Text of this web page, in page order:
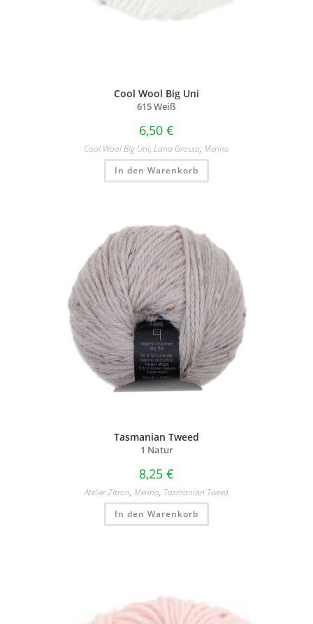
Cool Wool Big Uni
615 Weiß
6,50 €
Cool Wool Big Uni, Lana Grossa, Merino
In den Warenkorb
Tasmanian Tweed
1 Natur
8,25 €
Atelier Zitron, Merino, Tasmanian Tweed
In den Warenkorb